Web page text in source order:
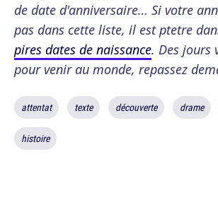
de date d'anniversaire… Si votre
pas dans cette liste, il est ptetre
pires dates de naissance. Des jours
pour venir au monde, repassez
attentat texte découverte drame
histoire